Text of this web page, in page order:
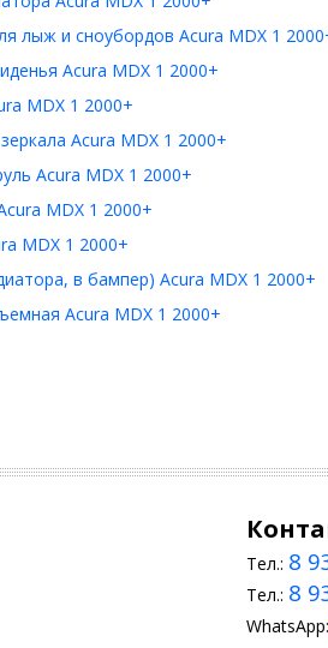
лыж и сноубордов Acura MDX 1
Acura MDX 1 2000+
MDX 1 2000+
Acura MDX 1 2000+
Acura MDX 1 2000+
MDX 1 2000+
MDX 1 2000+
в бампер) Acura MDX 1 2000+
Acura MDX 1 2000+
Тел.: 8
Тел.: 8
WhatsApp: